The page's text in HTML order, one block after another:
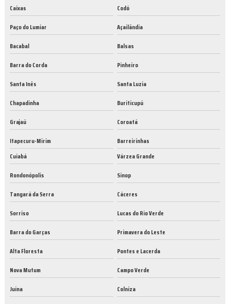
Caixas
Codó
Paço do Lumiar
Açailândia
Bacabal
Balsas
Barra do Corda
Pinheiro
Santa Inês
Santa Luzia
Chapadinha
Buriticupú
Grajaú
Coroatá
Itapecuru-Mirim
Barreirinhas
Cuiabá
Várzea Grande
Rondonópolis
Sinop
Tangará da Serra
Cáceres
Sorriso
Lucas do Rio Verde
Barra do Garças
Primavera do Leste
Alta Floresta
Pontes e Lacerda
Nova Mutum
Campo Verde
Juína
Colniza